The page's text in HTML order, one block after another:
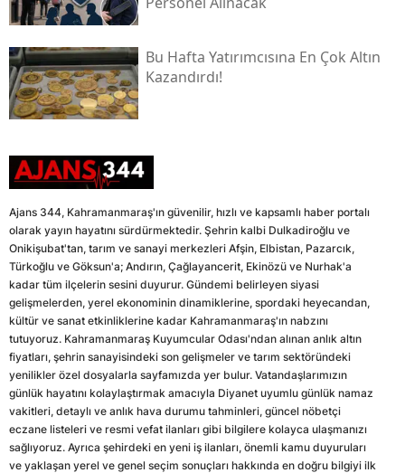
Bu Hafta Yatırımcısına En Çok Altın
Kazandırdı!
Ajans 344, Kahramanmaraş'ın güvenilir, hızlı ve kapsamlı haber portalı
olarak yayın hayatını sürdürmektedir. Şehrin kalbi Dulkadiroğlu ve
Onikişubat'tan, tarım ve sanayi merkezleri Afşin, Elbistan, Pazarcık,
Türkoğlu ve Göksun'a; Andırın, Çağlayancerit, Ekinözü ve Nurhak'a
kadar tüm ilçelerin sesini duyurur. Gündemi belirleyen siyasi
gelişmelerden, yerel ekonominin dinamiklerine, spordaki heyecandan,
kültür ve sanat etkinliklerine kadar Kahramanmaraş'ın nabzını
tutuyoruz. Kahramanmaraş Kuyumcular Odası'ndan alınan anlık altın
fiyatları, şehrin sanayisindeki son gelişmeler ve tarım sektöründeki
yenilikler özel dosyalarla sayfamızda yer bulur. Vatandaşlarımızın
günlük hayatını kolaylaştırmak amacıyla Diyanet uyumlu günlük namaz
vakitleri, detaylı ve anlık hava durumu tahminleri, güncel nöbetçi
eczane listeleri ve resmi vefat ilanları gibi bilgilere kolayca ulaşmanızı
sağlıyoruz. Ayrıca şehirdeki en yeni iş ilanları, önemli kamu duyuruları
ve yaklaşan yerel ve genel seçim sonuçları hakkında en doğru bilgiyi ilk